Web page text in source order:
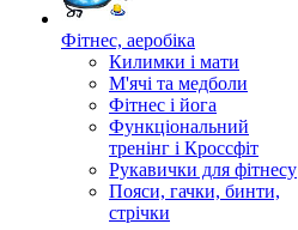
Фітнес, аеробіка
Килимки і мати
М'ячі та медболи
Фітнес і йога
Функціональний
тренінг і Кроссфіт
Рукавички для фітнесу
Пояси, гачки, бинти,
стрічки